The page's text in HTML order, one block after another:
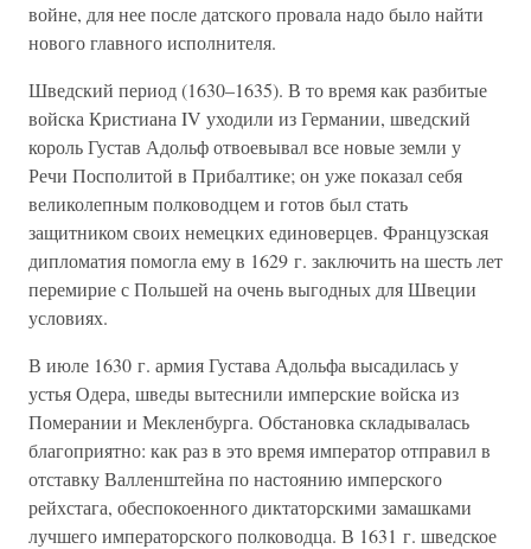
войне, для нее после датского провала надо было найти
нового главного исполнителя.
Шведский период (1630–1635). В то время как разбитые
войска Кристиана IV уходили из Германии, шведский
король Густав Адольф отвоевывал все новые земли у
Речи Посполитой в Прибалтике; он уже показал себя
великолепным полководцем и готов был стать
защитником своих немецких единоверцев. Французская
дипломатия помогла ему в 1629 г. заключить на шесть лет
перемирие с Польшей на очень выгодных для Швеции
условиях.
В июле 1630 г. армия Густава Адольфа высадилась у
устья Одера, шведы вытеснили имперские войска из
Померании и Мекленбурга. Обстановка складывалась
благоприятно: как раз в это время император отправил в
отставку Валленштейна по настоянию имперского
рейхстага, обеспокоенного диктаторскими замашками
лучшего императорского полководца. В 1631 г. шведское